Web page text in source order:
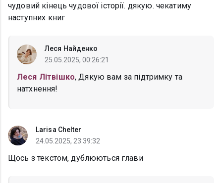
чудовий кінець чудової історії. дякую. чекатиму
наступних книг
Леся Найденко
25.05.2025, 00:26:21
Леся Літвішко, Дякую вам за підтримку та
натхнення!
Larisa Chelter
24.05.2025, 23:39:32
Щось з текстом, дублюються глави